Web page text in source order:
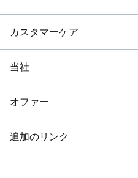
カスタマーケア
当社
オファー
追加のリンク